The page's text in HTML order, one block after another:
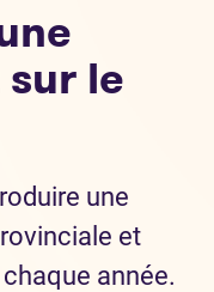
le
une
et
chaque année.